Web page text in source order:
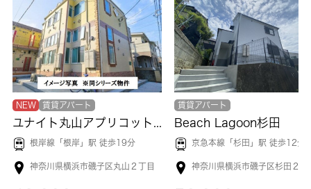
NEW 賃貸アパート
根岸線「 根岸」駅 徒歩19分
神奈川県横浜市磯子区丸山２丁目
賃貸アパート
Beach Lagoon杉田
京急本線「杉田 」駅 徒歩12分
神奈川県横浜市磯子区杉田２丁